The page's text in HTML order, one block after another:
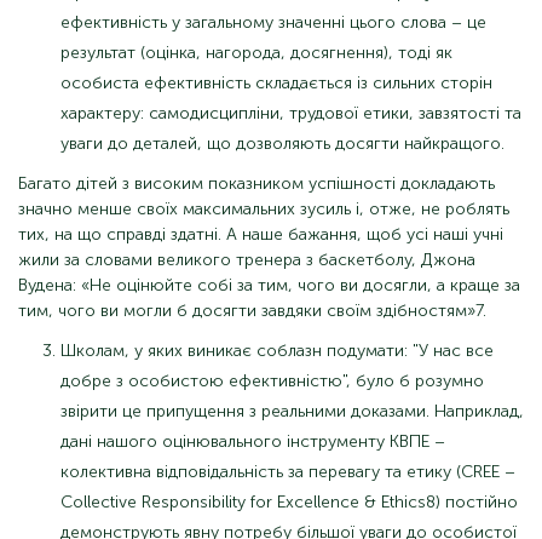
ефективність у загальному значенні цього слова – це
результат (оцінка, нагорода, досягнення), тоді як
особиста ефективність складається із сильних сторін
характеру: самодисципліни, трудової етики, завзятості та
уваги до деталей, що дозволяють досягти найкращого.
Багато дітей з високим показником успішності докладають
значно менше своїх максимальних зусиль і, отже, не роблять
тих, на що справді здатні. А наше бажання, щоб усі наші учні
жили за словами великого тренера з баскетболу, Джона
Вудена: «Не оцінюйте собі за тим, чого ви досягли, а краще за
тим, чого ви могли б досягти завдяки своїм здібностям»7.
Школам, у яких виникає соблазн подумати: "У нас все
добре з особистою ефективністю", було б розумно
звірити це припущення з реальними доказами. Наприклад,
дані нашого оцінювального інструменту КВПЕ –
колективна відповідальність за перевагу та етику (CREE –
Collective Responsibility for Excellence & Ethics8) постійно
демонструють явну потребу більшої уваги до особистої